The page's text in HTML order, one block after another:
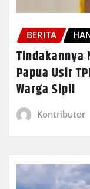
BERITA
Tindakannya
Papua Usir
Warga Sipil
Kontributor